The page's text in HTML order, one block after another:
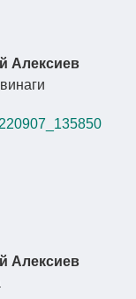
Алексиев
Алексиев